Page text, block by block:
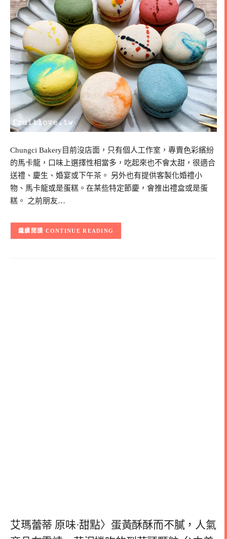
Chungci Bakery目前沒店面，只有個人工作室，專賣色彩繽紛
的馬卡龍，口味上選擇性相當多，吃起來也不會太甜，很適合
送禮、慶生、婚宴或下午茶。 另外也有提供客製化婚禮小
物、馬卡龍或是蛋糕。在某些特定節慶，會推出禮盒或是蛋
糕。 之前朋友…
CONTINUE READING
艾瑪蕾蒂 原味·甜點〉蛋黃酥酥而不膩，人氣